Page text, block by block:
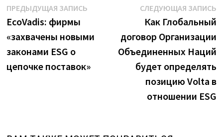
Навигация
по
записям
ПРЕДЫДУЩАЯ ЗАПИСЬПредыдущая
EcoVadis: фирмы
«захвачены новыми
законами ESG о
цепочке поставок»
СЛЕДУЮЩАЯ ЗАПИСЬ
Как Глобальный
договор Организации
Объединенных Наций
будет определять
позицию Volta в
отношении ESG